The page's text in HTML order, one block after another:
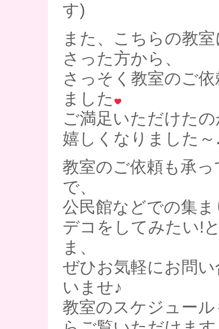
す)
また、こちらの教
さった方から、
さっそく教室のご
ました
ご満足いただけた
嬉しくなりました～
教室のご依頼も承
で、
公民館などでの集
デコをしてみたい!
ま、
ぜひお気軽にお問
いませ♪
教室のスケジュー